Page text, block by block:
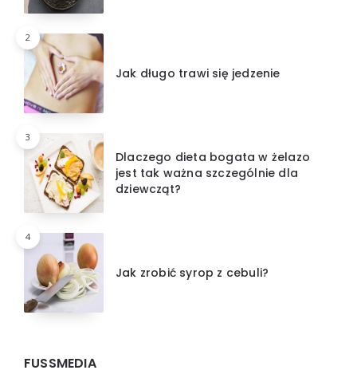
2
Jak długo trawi się jedzenie
3
Dlaczego dieta bogata w żelazo
jest tak ważna szczególnie dla
dziewcząt?
4
Jak zrobić syrop z cebuli?
FUSSMEDIA